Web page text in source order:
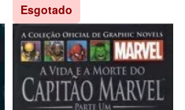
Esgotado